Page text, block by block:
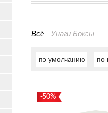
Всё Унаги Боксы
по умолчанию по
-50%